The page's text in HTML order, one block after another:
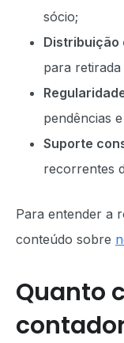
sócio;
Distribuição
para
pendências
Suporte
recorrentes
Para entender a
conteúdo sobre
Quanto